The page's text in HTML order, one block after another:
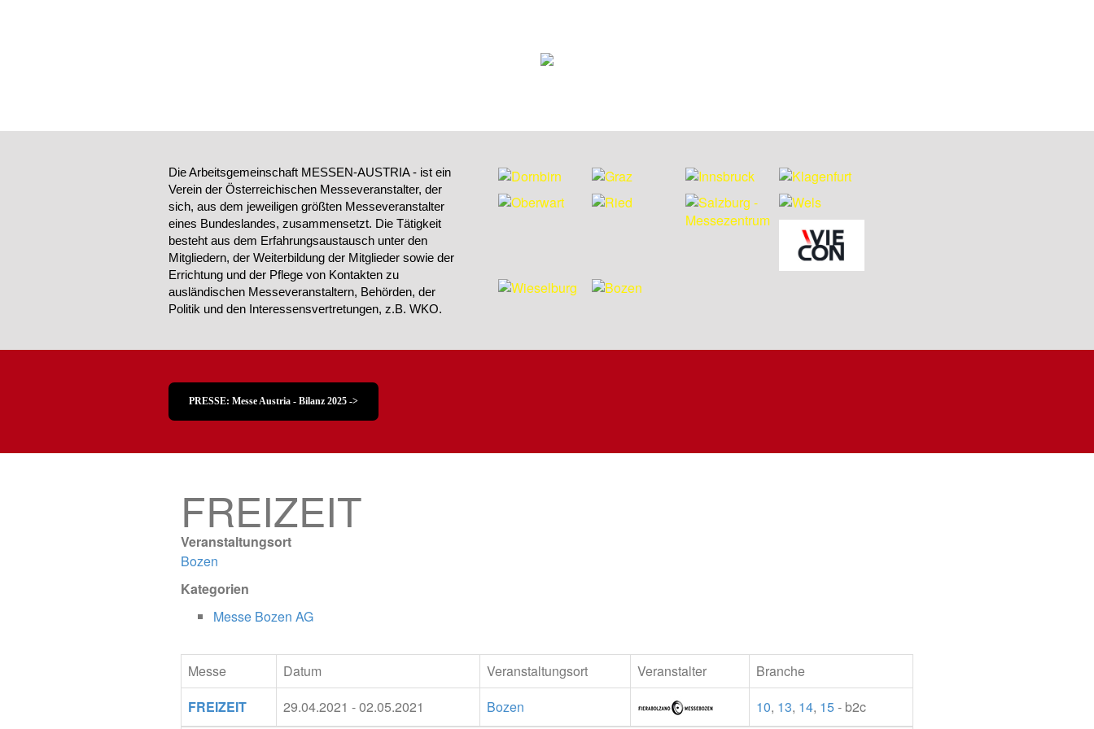
Die Arbeitsgemeinschaft MESSEN-AUSTRIA - ist ein
Verein der Österreichischen Messeveranstalter, der
sich, aus dem jeweiligen größten Messeveranstalter
eines Bundeslandes, zusammensetzt. Die Tätigkeit
besteht aus dem Erfahrungsaustausch unter den
Mitgliedern, der Weiterbildung der Mitglieder sowie der
Errichtung und der Pflege von Kontakten zu
ausländischen Messeveranstaltern, Behörden, der
Politik und den Interessensvertretungen, z.B. WKO.
PRESSE: Messe Austria - Bilanz 2025 ->
FREIZEIT
Veranstaltungsort
Bozen
Kategorien
Messe Bozen AG
Messe Datum Veranstaltungsort Veranstalter
Branche
FREIZEIT
29.04.2021 - 02.05.2021 Bozen 10, 13, 14, 15- b2c